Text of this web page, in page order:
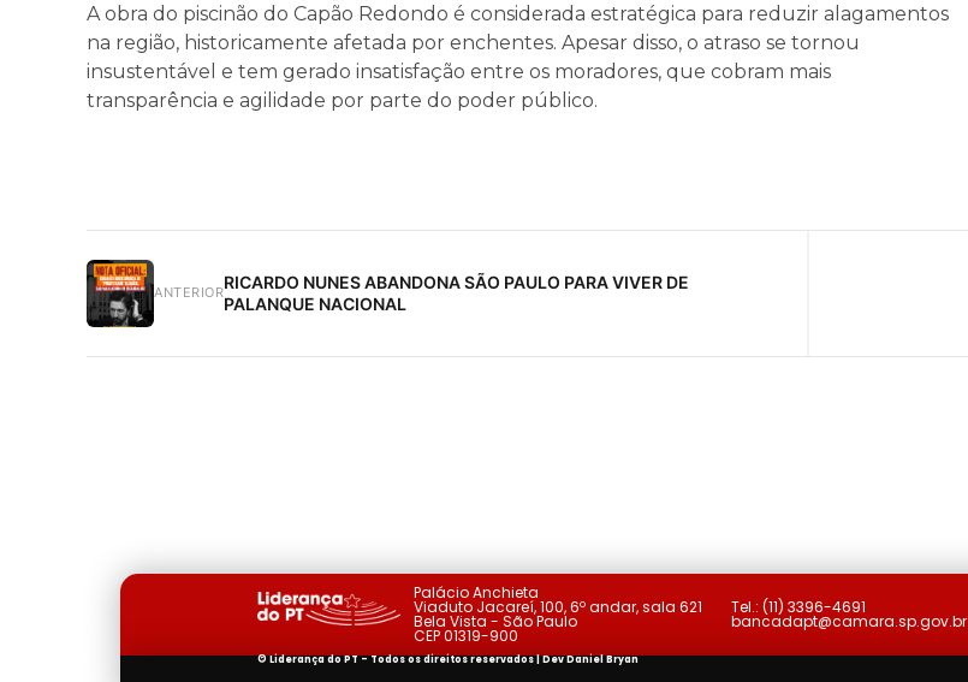
A obra do piscinão do Capão Redondo é considerada estratégica para reduzir alagamentos
na região, historicamente afetada por enchentes. Apesar disso, o atraso se tornou
insustentável e tem gerado insatisfação entre os moradores, que cobram mais
transparência e agilidade por parte do poder público.
ANTERIORRICARDO NUNES ABANDONA SÃO PAULO PARA VIVER DE
PALANQUE NACIONAL
Palácio Anchieta
Viaduto Jacareí, 100, 6º andar, sala 621
Bela Vista - São Paulo
CEP 01319-900
Tel.: (11) 3396-4691
bancadapt@camara.sp.gov.br
© Liderança do PT - Todos os direitos reservados | DevDaniel Bryan